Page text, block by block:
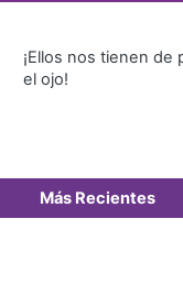
¡Ellos nos tienen
el ojo!
Más Recientes